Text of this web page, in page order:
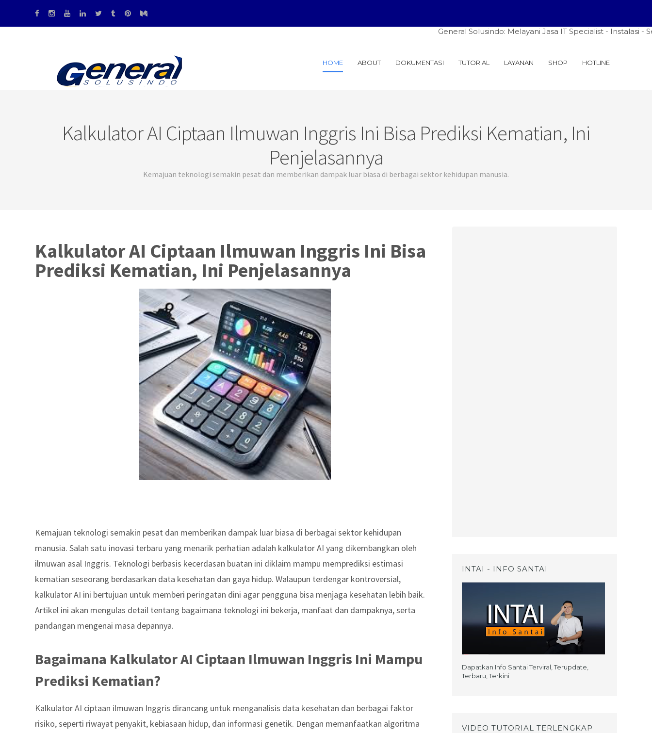
General Solusindo: Melayani Jasa IT Specialist - Instalasi - Server
HOME ABOUT DOKUMENTASI TUTORIAL LAYANAN SHOP HOTLINE
Kalkulator AI Ciptaan Ilmuwan Inggris Ini Bisa Prediksi Kematian, Ini
Penjelasannya
Kemajuan teknologi semakin pesat dan memberikan dampak luar biasa di berbagai sektor kehidupan manusia.
Kalkulator AI Ciptaan Ilmuwan Inggris Ini Bisa
Prediksi Kematian, Ini Penjelasannya
Kemajuan teknologi semakin pesat dan memberikan dampak luar biasa di berbagai sektor kehidupan
manusia. Salah satu inovasi terbaru yang menarik perhatian adalah kalkulator AI yang dikembangkan oleh
ilmuwan asal Inggris. Teknologi berbasis kecerdasan buatan ini diklaim mampu memprediksi estimasi
kematian seseorang berdasarkan data kesehatan dan gaya hidup. Walaupun terdengar kontroversial,
kalkulator AI ini bertujuan untuk memberi peringatan dini agar pengguna bisa menjaga kesehatan lebih baik.
Artikel ini akan mengulas detail tentang bagaimana teknologi ini bekerja, manfaat dan dampaknya, serta
pandangan mengenai masa depannya.
Bagaimana Kalkulator AI Ciptaan Ilmuwan Inggris Ini Mampu
Prediksi Kematian?
Kalkulator AI ciptaan ilmuwan Inggris dirancang untuk menganalisis data kesehatan dan berbagai faktor
risiko, seperti riwayat penyakit, kebiasaan hidup, dan informasi genetik. Dengan memanfaatkan algoritma
INTAI - INFO SANTAI
Dapatkan Info Santai Terviral, Terupdate,
Terbaru, Terkini
VIDEO TUTORIAL TERLENGKAP